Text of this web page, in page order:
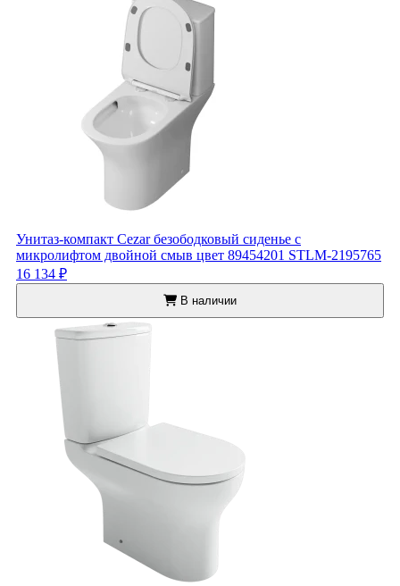
Унитаз-компакт Cezar безободковый сиденье с
микролифтом двойной смыв цвет 89454201 STLM-2195765
16 134 ₽
В наличии